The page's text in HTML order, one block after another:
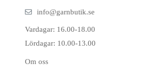
info@garnbutik.se
Vardagar: 16.00-18.00
Lördagar: 10.00-13.00
Om oss